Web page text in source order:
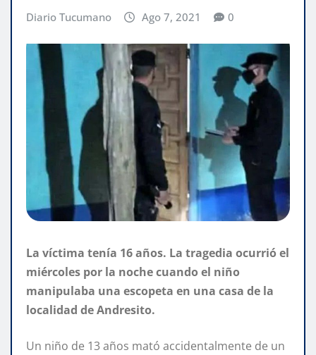
Diario Tucumano Ago 7, 2021 0
La víctima tenía 16 años. La tragedia ocurrió el
miércoles por la noche cuando el niño
manipulaba una escopeta en una casa de la
localidad de Andresito.
Un niño de 13 años mató accidentalmente de un